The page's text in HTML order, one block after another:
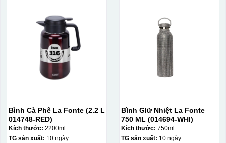
Thợ đang căn chỉnh dán decal lên bát cơm
Bình Cà Phê La Fonte (2.2 L
014748-RED)
Kích thước: 2200ml
TG sản xuất: 10 ngày
Bình GIữ Nhiệt La Fonte
750 ML (014694-WHI)
Kích thước: 750ml
TG sản xuất: 10 ngày